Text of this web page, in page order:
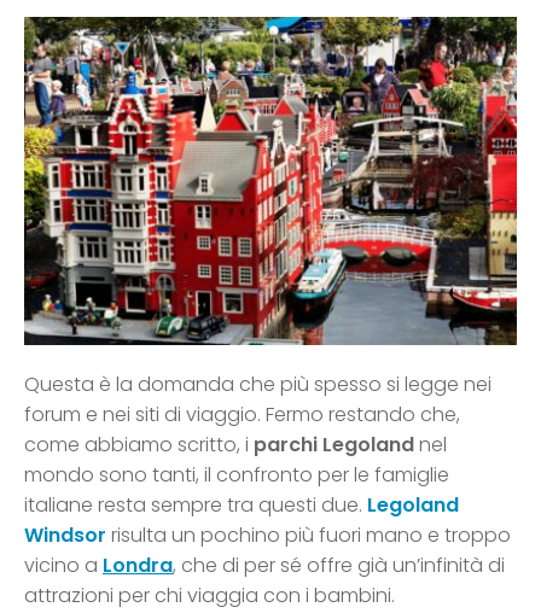
Questa è la domanda che più spesso si legge nei
forum e nei siti di viaggio. Fermo restando che,
come abbiamo scritto, i parchi Legolandnel
mondo sono tanti, il confronto per le famiglie
italiane resta sempre tra questi due. Legoland
Windsor risulta un pochino più fuori mano e troppo
vicino a Londra, che di per sé offre già un’infinità di
attrazioni per chi viaggia con i bambini.